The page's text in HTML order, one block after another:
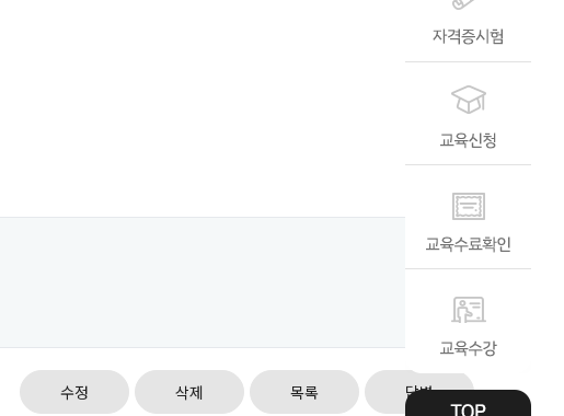
수정 삭제 목록 답변